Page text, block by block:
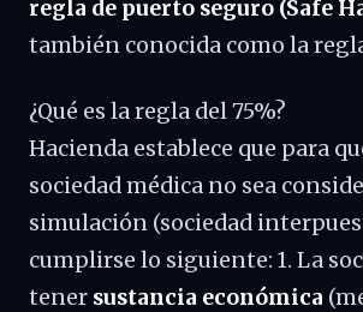
regla de puerto seguro (Safe
también conocida como la
¿Qué es la regla del 75%?
Hacienda establece que para
sociedad médica no sea
simulación (sociedad
cumplirse lo siguiente: 1. La
tener sustancia económica